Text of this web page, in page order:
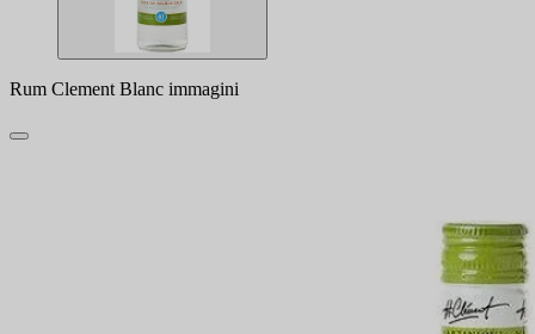
Rum Clement Blanc immagini